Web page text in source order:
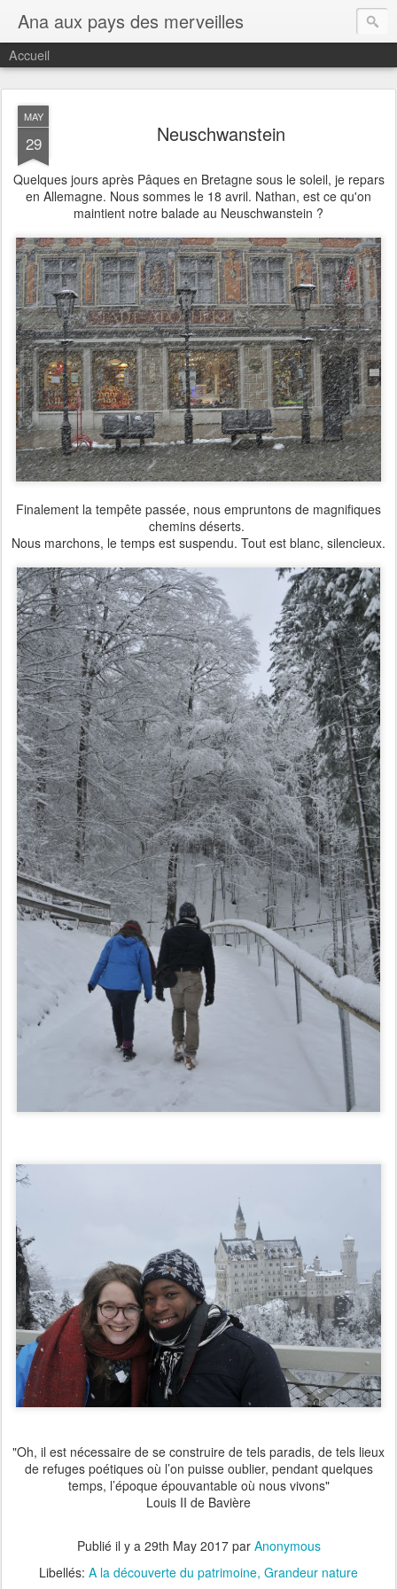
Ana aux pays des merveilles
Accueil
MAY
29 Neuschwanstein
Quelques jours après Pâques en Bretagne sous le soleil, je repars
en Allemagne. Nous sommes le 18 avril. Nathan, est ce qu'on
maintient notre balade au Neuschwanstein ?
Finalement la tempête passée, nous empruntons de magnifiques
chemins déserts.
Nous marchons, le temps est suspendu. Tout est blanc, silencieux.
"Oh, il est nécessaire de se construire de tels paradis, de tels lieux
de refuges poétiques où l’on puisse oublier, pendant quelques
temps, l’époque épouvantable où nous vivons"
Louis II de Bavière
Publié il y a 29th May 2017par Anonymous
Libellés: A la découverte du patrimoine Grandeur nature